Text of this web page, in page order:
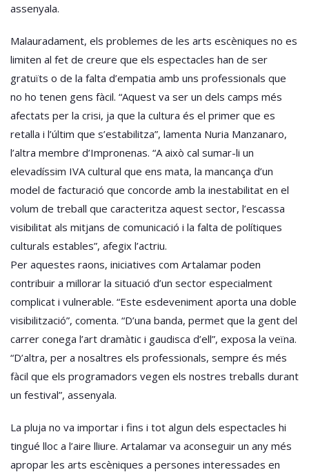
assenyala.
Malauradament, els problemes de les arts escèniques no es
limiten al fet de creure que els espectacles han de ser
gratuïts o de la falta d’empatia amb uns professionals que
no ho tenen gens fàcil. “Aquest va ser un dels camps més
afectats per la crisi, ja que la cultura és el primer que es
retalla i l’últim que s’estabilitza”, lamenta Nuria Manzanaro,
l’altra membre d’Impronenas. “A això cal sumar-li un
elevadíssim IVA cultural que ens mata, la mancança d’un
model de facturació que concorde amb la inestabilitat en el
volum de treball que caracteritza aquest sector, l’escassa
visibilitat als mitjans de comunicació i la falta de polítiques
culturals estables”, afegix l’actriu.
Per aquestes raons, iniciatives com Artalamar poden
contribuir a millorar la situació d’un sector especialment
complicat i vulnerable. “Este esdeveniment aporta una doble
visibilització”, comenta. “D’una banda, permet que la gent del
carrer conega l’art dramàtic i gaudisca d’ell”, exposa la veïna.
“D’altra, per a nosaltres els professionals, sempre és més
fàcil que els programadors vegen els nostres treballs durant
un festival”, assenyala.
La pluja no va importar i fins i tot algun dels espectacles hi
tingué lloc a l’aire lliure. Artalamar va aconseguir un any més
apropar les arts escèniques a persones interessades en